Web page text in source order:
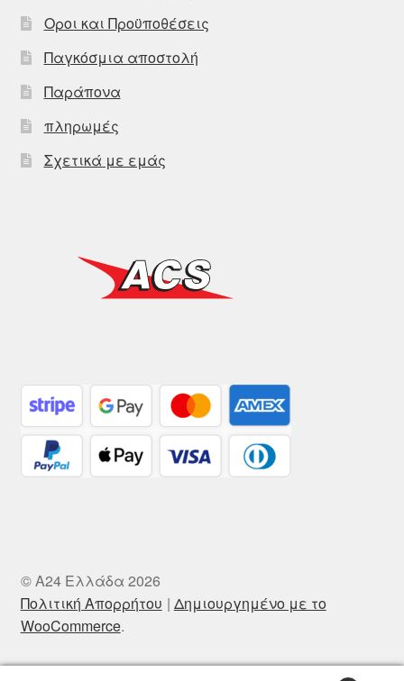
Οροι και Προϋποθέσεις
Παγκόσμια αποστολή
Παράπονα
πληρωμές
Σχετικά με εμάς
© A24 Ελλάδα 2026
Πολιτική Απορρήτου
Δημιουργημένο με το
WooCommerce.